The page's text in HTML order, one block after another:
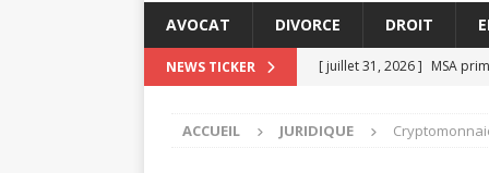
AVOCAT DIVORCE DROIT
NEWS TICKER [ juillet 31, 2026 ] MSA
[ juillet 23, 2026 ] MSA
ACCUEIL JURIDIQUE